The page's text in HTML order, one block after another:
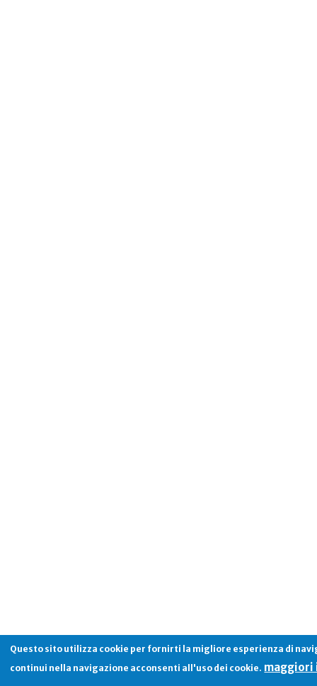
Questo sito utilizza cookie per fornirti la migliore esperienza di
continui nella navigazione acconsenti all'uso dei cookie. maggiori